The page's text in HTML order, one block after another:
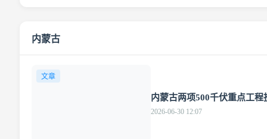
内蒙古
文章
内蒙古两项500千伏重点工程
2026-06-30 12:07